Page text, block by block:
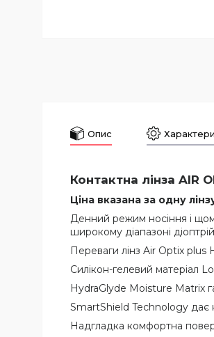
Опис
Контактна лінза AIR
Ціна вказана за одну
Денний режим носіння і
широкому діапазоні
Переваги лінз Air Optix plus
Силікон-гелевий матеріал
HydraGlyde Moisture Matrix
SmartShield Technology дає
Надгладка комфортна